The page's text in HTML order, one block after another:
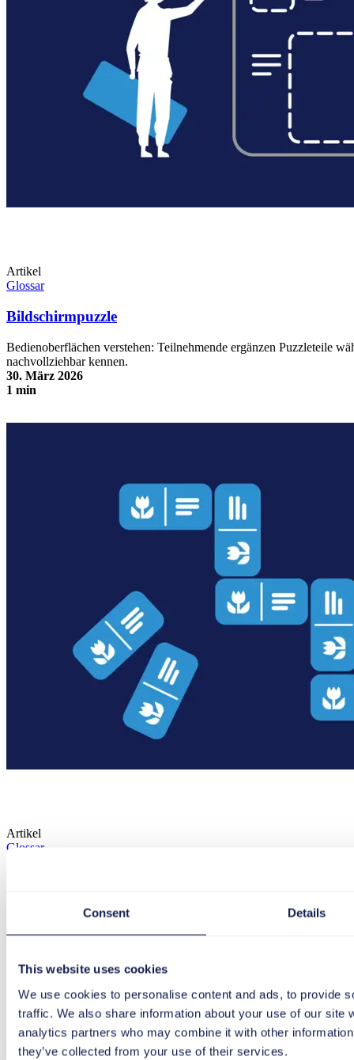
Consent Details
This website uses cookies
We use cookies to personalise content and ads, to provide
traffic. We also share information about your use of our site
analytics partners who may combine it with other
they’ve collected from your use of their services.
Artikel
Glossar
Bildschirmpuzzle
Bedienoberflächen verstehen: Teilnehmende ergänzen Puzzleteile
nachvollziehbar kennen.
30. März 2026
1 min
Artikel
Glossar
Dominokarten-Methode: Symbole und Erklärungen richtig
30. März 2026
Domino-Karten
Mehr laden
Newsletter